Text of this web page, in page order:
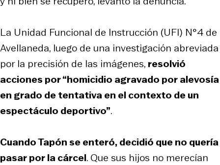
La Unidad Funcional de Instrucción (UFI) N°4 de
Avellaneda, luego de una investigación abreviada
por la precisión de las imágenes, resolvió
acciones por “homicidio agravado por alevosía
en grado de tentativa en el contexto de un
espectáculo deportivo”.
Cuando Tapón se enteró, decidió que no quería
pasar por la cárcel. Que sus hijos no merecían